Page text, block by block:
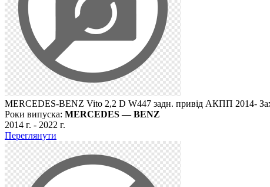
MERCEDES-BENZ Vito 2,2 D W447 задн. привід АКПП 2014-
Роки випуска: MERCEDES — BENZ
2014 г. - 2022 г.
Переглянути